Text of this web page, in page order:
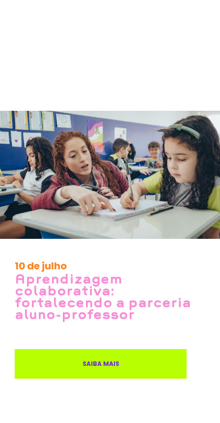
10 de julho
Aprendizagem
colaborativa:
fortalecendo a parceria
aluno-professor
SAIBA MAIS